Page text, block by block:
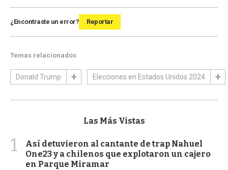
¿Encontraste un error? Reportar
Temas relacionados
Donald Trump Elecciones en Estados Unidos 2024
Las Más Vistas
1
Así detuvieron al cantante de trap Nahuel
One23 y a chilenos que explotaron un cajero
en Parque Miramar